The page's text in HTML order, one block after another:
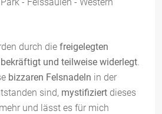
durch die freigelegten
und teilweise widerlegt
bizzaren Felsnadeln in der
sind, mystifiziert dieses
und lässt es für mich